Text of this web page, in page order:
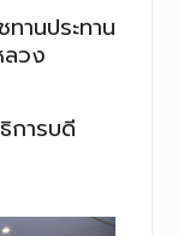
านประทาน
วง
การบดี